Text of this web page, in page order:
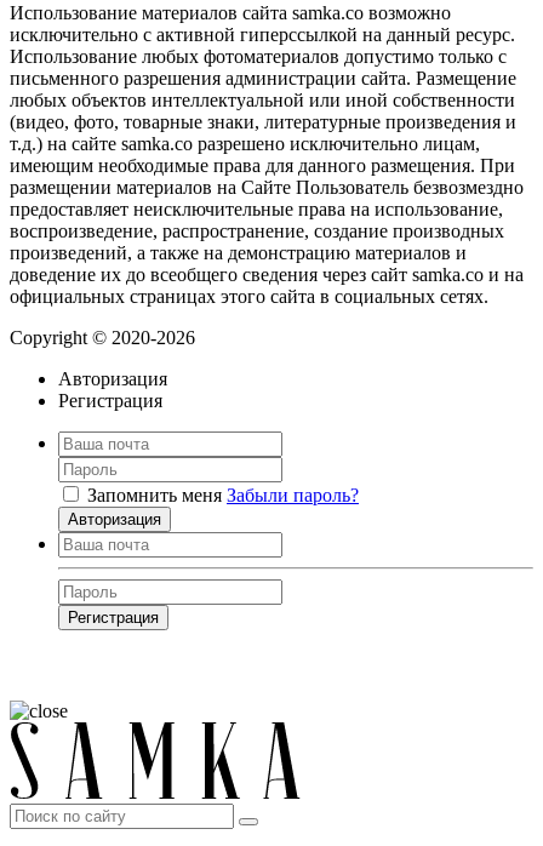
Использование материалов сайта samka.co возможно
исключительно с активной гиперссылкой на данный ресурс.
Использование любых фотоматериалов допустимо только с
письменного разрешения администрации сайта. Размещение
любых объектов интеллектуальной или иной собственности
(видео, фото, товарные знаки, литературные произведения и
т.д.) на сайте samka.co разрешено исключительно лицам,
имеющим необходимые права для данного размещения. При
размещении материалов на Сайте Пользователь безвозмездно
предоставляет неисключительные права на использование,
воспроизведение, распространение, создание производных
произведений, а также на демонстрацию материалов и
доведение их до всеобщего сведения через сайт samka.co и на
официальных страницах этого сайта в социальных сетях.
Copyright © 2020-2026
Авторизация
Регистрация
Запомнить меня Забыли пароль?
Авторизация
Регистрация